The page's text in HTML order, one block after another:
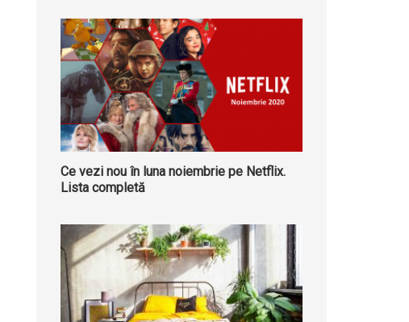
Ce vezi nou în luna noiembrie pe Netflix.
Lista completă